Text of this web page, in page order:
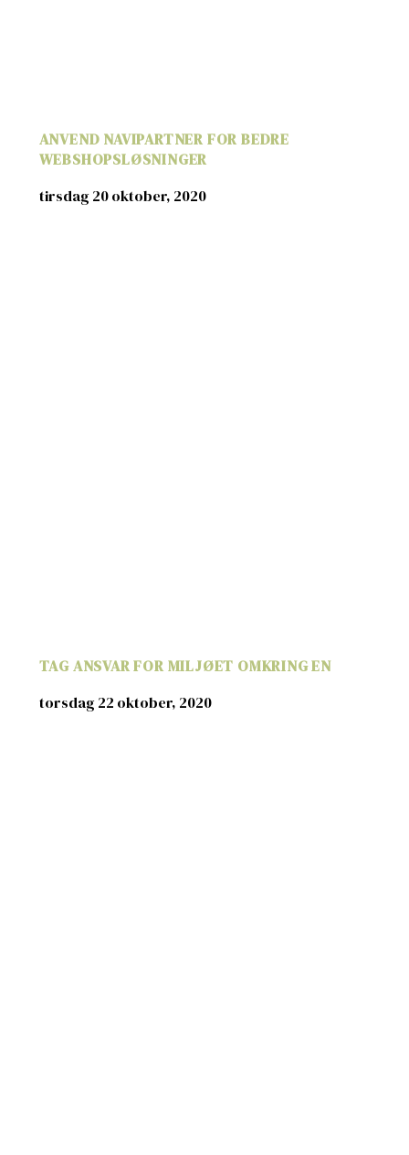
ANVEND NAVIPARTNER FOR BEDRE
WEBSHOPSLØSNINGER
tirsdag 20 oktober, 2020
TAG ANSVAR FOR MILJØET OMKRING EN
torsdag 22 oktober, 2020